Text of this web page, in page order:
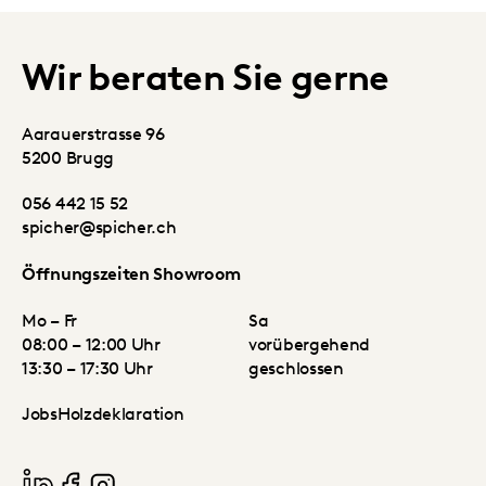
Wir beraten Sie gerne
Aarauerstrasse 96
5200 Brugg
056 442 15 52
spicher@spicher.ch
Öffnungszeiten Showroom
Mo – Fr
08:00 – 12:00 Uhr
13:30 – 17:30 Uhr
Sa
vorübergehend
geschlossen
JobsHolzdeklaration